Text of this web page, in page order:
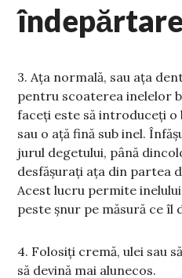
3. Ața normală, sau ața
pentru scoaterea inelelor
faceți este să introduceți o
sau o ață fină sub inel.
jurul degetului, până
desfășurați ața din partea
Acest lucru permite inelului
peste șnur pe măsură ce îl
4. Folosiți cremă, ulei sau
să devină mai alunecos.